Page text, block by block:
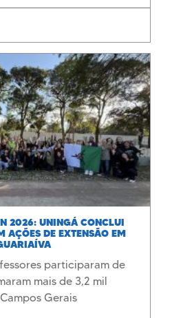
2026: UNINGÁ CONCLUI
AÇÕES DE EXTENSÃO EM
participaram de
mais de 3,2 mil
Gerais